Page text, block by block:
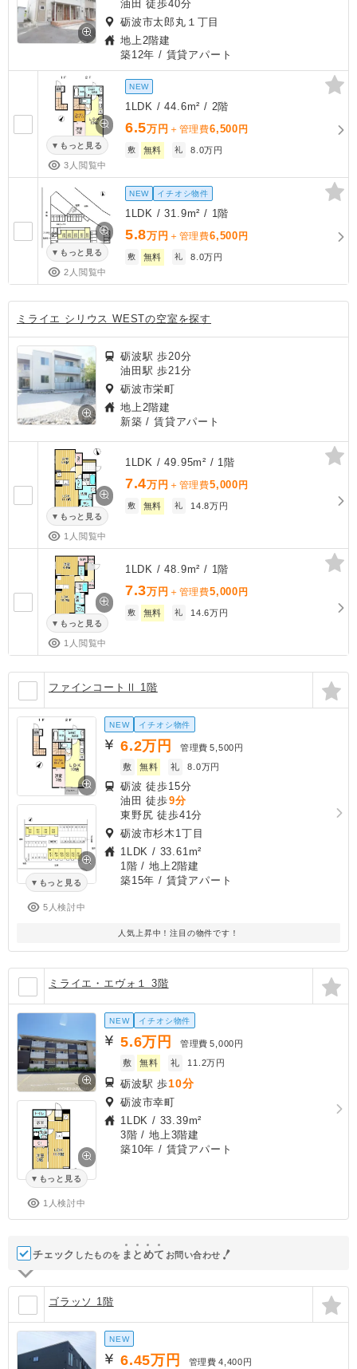
油田 徒歩40分
砺波市太郎丸１丁目
地上2階建
築12年 / 賃貸アパート
もっと見る
3人閲覧中
NEW
1LDK / 44.6m² / 2階
6.5万円 ＋管理費6,500 円
敷 無料 礼 8.0万円
もっと見る
2人閲覧中
NEW イチオシ物件
1LDK / 31.9m² / 1階
5.8万円 ＋管理費6,500 円
敷 無料 礼 8.0万円
ミライエ シリウス WESTの空室を探す
砺波駅 歩20分
油田駅 歩21分
砺波市栄町
地上2階建
新築 / 賃貸アパート
もっと見る
1人閲覧中
1LDK / 49.95m² / 1階
7.4万円 ＋管理費5,000 円
敷 無料 礼 14.8万円
もっと見る
1人閲覧中
1LDK / 48.9m² / 1階
7.3万円 ＋管理費5,000 円
敷 無料 礼 14.6万円
ファインコートⅡ 1階
もっと見る
5人検討中
NEW イチオシ物件
6.2万円 管理費 5,500円
敷
無料 礼 8.0万円
砺波 徒歩15分
油田 徒歩9分
東野尻 徒歩41分
砺波市杉木1丁目
1LDK / 33.61m²
1階 / 地上2階建
築15年 / 賃貸アパート
人気上昇中！注目の物件です！
ミライエ・エヴォ１ 3階
もっと見る
1人検討中
NEW イチオシ物件
5.6万円 管理費 5,000円
敷
無料 礼 11.2万円
砺波駅 歩10分
砺波市幸町
1LDK / 33.39m²
3階 / 地上3階建
築10年 / 賃貸アパート
チェック したものを ま と めて お問い合わせ
ゴラッソ 1階
NEW
6.45万円 管理費 4,400円